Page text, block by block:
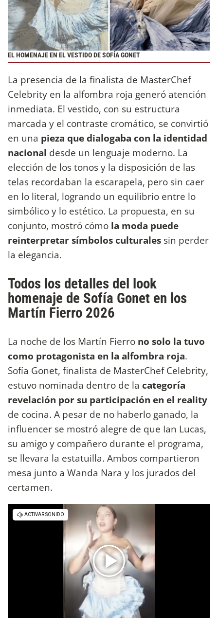
EL HOMENAJE EN EL VESTIDO DE SOFÍA GONET
La presencia de la finalista de MasterChef
Celebrity en la alfombra roja generó atención
inmediata. El vestido, con su estructura
marcada y el contraste cromático, se convirtió
en una pieza que dialogaba con la identidad
nacional desde un lenguaje moderno. La
elección de los tonos y la disposición de las
telas recordaban la escarapela, pero sin caer
en lo literal, logrando un equilibrio entre lo
simbólico y lo estético. La propuesta, en su
conjunto, mostró cómo la moda puede
reinterpretar símbolos culturales sin perder
la elegancia.
Todos los detalles del look
homenaje de Sofía Gonet en los
Martín Fierro 2026
La noche de los Martín Fierro no solo la tuvo
como protagonista en la alfombra roja.
Sofía Gonet, finalista de MasterChef Celebrity,
estuvo nominada dentro de la categoría
revelación por su participación en el reality
de cocina. A pesar de no haberlo ganado, la
influencer se mostró alegre de que Ian Lucas,
su amigo y compañero durante el programa,
se llevara la estatuilla. Ambos compartieron
mesa junto a Wanda Nara y los jurados del
certamen.